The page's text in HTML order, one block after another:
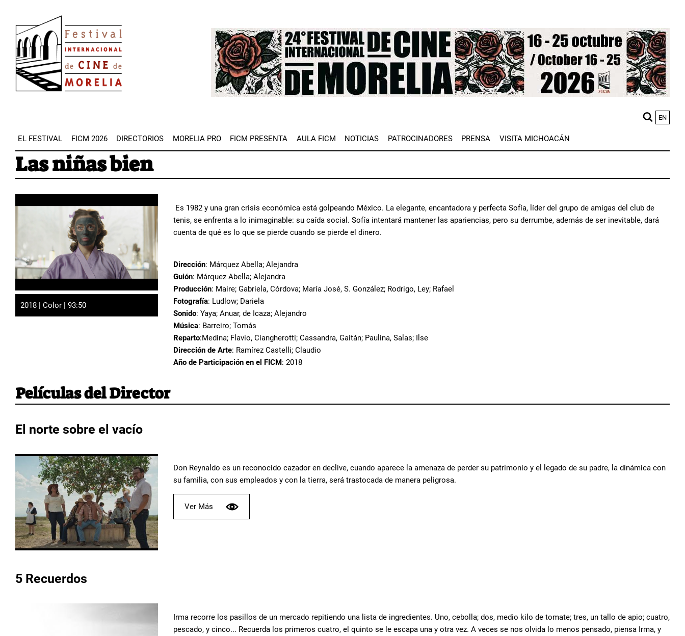
contenido
principal
Image
EN
EL FESTIVAL FICM 2026 DIRECTORIOS MORELIA PRO FICM PRESENTA AULA FICM NOTICIAS PATROCINADORES PRENSA VISITA MICHOACÁN
Las niñas bien
2018 | Color | 93:50
Es 1982 y una gran crisis económica está golpeando México. La elegante, encantadora y perfecta Sofía, líder del grupo de amigas del club de
tenis, se enfrenta a lo inimaginable: su caída social. Sofía intentará mantener las apariencias, pero su derrumbe, además de ser inevitable, dará
cuenta de qué es lo que se pierde cuando se pierde el dinero.
Dirección: Márquez Abella; Alejandra
Guión: Márquez Abella; Alejandra
Producción: Maire; Gabriela, Córdova; María José, S. González; Rodrigo, Ley; Rafael
Fotografía: Ludlow; Dariela
Sonido: Yaya; Anuar, de Icaza; Alejandro
Música: Barreiro; Tomás
Reparto:Medina; Flavio, Ciangherotti; Cassandra, Gaitán; Paulina, Salas; Ilse
Dirección de Arte: Ramírez Castelli; Claudio
Año de Participación en el FICM: 2018
Películas del Director
El norte sobre el vacío
Don Reynaldo es un reconocido cazador en declive, cuando aparece la amenaza de perder su patrimonio y el legado de su padre, la dinámica con
su familia, con sus empleados y con la tierra, será trastocada de manera peligrosa.
Ver Más
5 Recuerdos
Irma recorre los pasillos de un mercado repitiendo una lista de ingredientes. Uno, cebolla; dos, medio kilo de tomate; tres, un tallo de apio; cuatro,
pescado, y cinco... Recuerda los primeros cuatro, el quinto se le escapa una y otra vez. A veces se nos olvida lo menos pensado, piensa Irma, y